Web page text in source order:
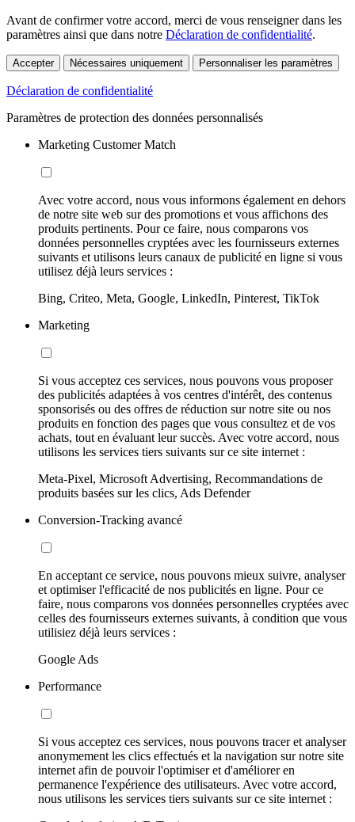
Avant de confirmer votre accord, merci de vous renseigner dans les
paramètres ainsi que dans notre Déclaration de confidentialité.
Accepter Nécessaires uniquement Personnaliser les paramètres
Déclaration de confidentialité
Paramètres de protection des données personnalisés
Marketing Customer Match
Avec votre accord, nous vous informons également en dehors
de notre site web sur des promotions et vous affichons des
produits pertinents. Pour ce faire, nous comparons vos
données personnelles cryptées avec les fournisseurs externes
suivants et utilisons leurs canaux de publicité en ligne si vous
utilisez déjà leurs services :
Bing, Criteo, Meta, Google, LinkedIn, Pinterest, TikTok
Marketing
Si vous acceptez ces services, nous pouvons vous proposer
des publicités adaptées à vos centres d'intérêt, des contenus
sponsorisés ou des offres de réduction sur notre site ou nos
produits en fonction des pages que vous consultez et de vos
achats, tout en évaluant leur succès. Avec votre accord, nous
utilisons les services tiers suivants sur ce site internet :
Meta-Pixel, Microsoft Advertising, Recommandations de
produits basées sur les clics, Ads Defender
Conversion-Tracking avancé
En acceptant ce service, nous pouvons mieux suivre, analyser
et optimiser l'efficacité de nos publicités en ligne. Pour ce
faire, nous comparons vos données personnelles cryptées avec
celles des fournisseurs externes suivants, à condition que vous
utilisiez déjà leurs services :
Google Ads
Performance
Si vous acceptez ces services, nous pouvons tracer et analyser
anonymement les clics effectués et la navigation sur notre site
internet afin de pouvoir l'optimiser et d'améliorer en
permanence l'expérience des utilisateurs. Avec votre accord,
nous utilisons les services tiers suivants sur ce site internet :